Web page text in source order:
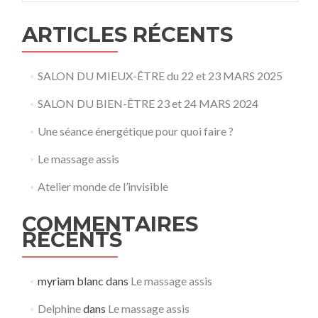
ça
?
ARTICLES RÉCENTS
SALON DU MIEUX-ÊTRE du 22 et 23 MARS 2025
SALON DU BIEN-ÊTRE 23 et 24 MARS 2024
Une séance énergétique pour quoi faire ?
Le massage assis
Atelier monde de l’invisible
COMMENTAIRES
RÉCENTS
myriam blanc dans Le massage assis
Delphinedans Le massage assis